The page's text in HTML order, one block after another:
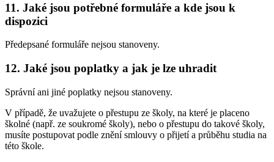
11. Jaké jsou potřebné formuláře a kde jsou k
dispozici
Předepsané formuláře nejsou stanoveny.
12. Jaké jsou poplatky a jak je lze uhradit
Správní ani jiné poplatky nejsou stanoveny.
V případě, že uvažujete o přestupu ze školy, na které je placeno
školné (např. ze soukromé školy), nebo o přestupu do takové školy,
musíte postupovat podle znění smlouvy o přijetí a průběhu studia na
této škole.